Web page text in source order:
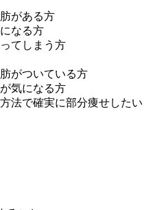
がある方
なる方
てしまう方
がついている方
気になる方
法で確実に部分痩せしたい